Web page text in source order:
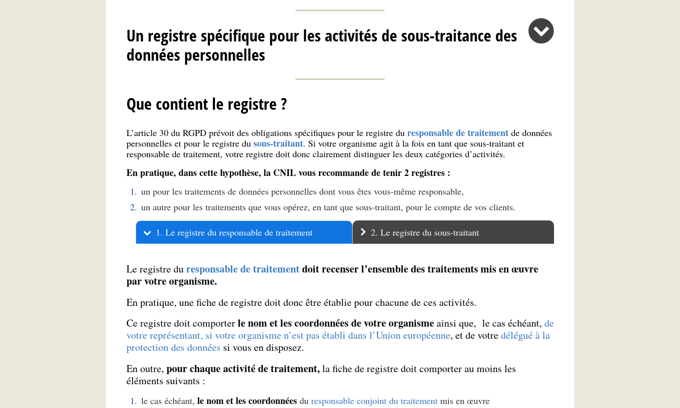
Un registre spécifique pour les activités de sous-traitance des
données personnelles
Que contient le registre ?
L’article 30 du RGPD prévoit des obligations spécifiques pour le registre du responsable de traitementde données
personnelles et pour le registre du sous-traitant. Si votre organisme agit à la fois en tant que sous-traitant et
responsable de traitement, votre registre doit donc clairement distinguer les deux catégories d’activités.
En pratique, dans cette hypothèse, la CNIL vous recommande de tenir 2 registres :
un pour les traitements de données personnelles dont vous êtes vous-même responsable,
un autre pour les traitements que vous opérez, en tant que sous-traitant, pour le compte de vos clients.
1. Le registre du responsable de traitement 2. Le registre du sous-traitant
Le registre duresponsable de traitementdoit recenser l’ensemble des traitements mis en œuvre
par votre organisme.
En pratique, une fiche de registre doit donc être établie pour chacune de ces activités.
Ce registre doit comporterle nom et les coordonnées de votre organismeainsi que, le cas échéant, de
votre représentant, si votre organisme n’est pas établi dans l’Union européenne, et de votredélégué à la
protection des données si vous en disposez.
En outre, pour chaque activité de traitement,la fiche de registre doit comporter au moins les
éléments suivants :
le cas échéant, le nom et les coordonnées du responsable conjoint du traitementmis en œuvre